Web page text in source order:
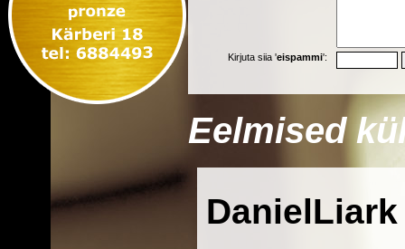
Kirjuta siia 'eispammi':
Eelmised
DanielLiark